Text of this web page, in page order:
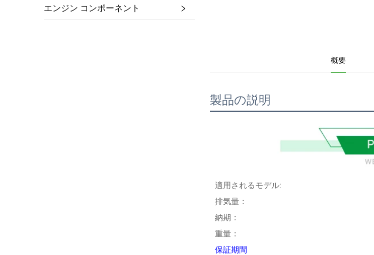
エンジン コンポーネント
概要
製品の説明
適用されるモデル:
排気量：
納期：
重量：
保証期間